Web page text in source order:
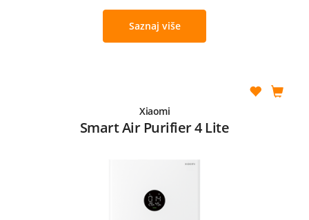
Saznaj više
Xiaomi
Smart Air Purifier 4 Lite